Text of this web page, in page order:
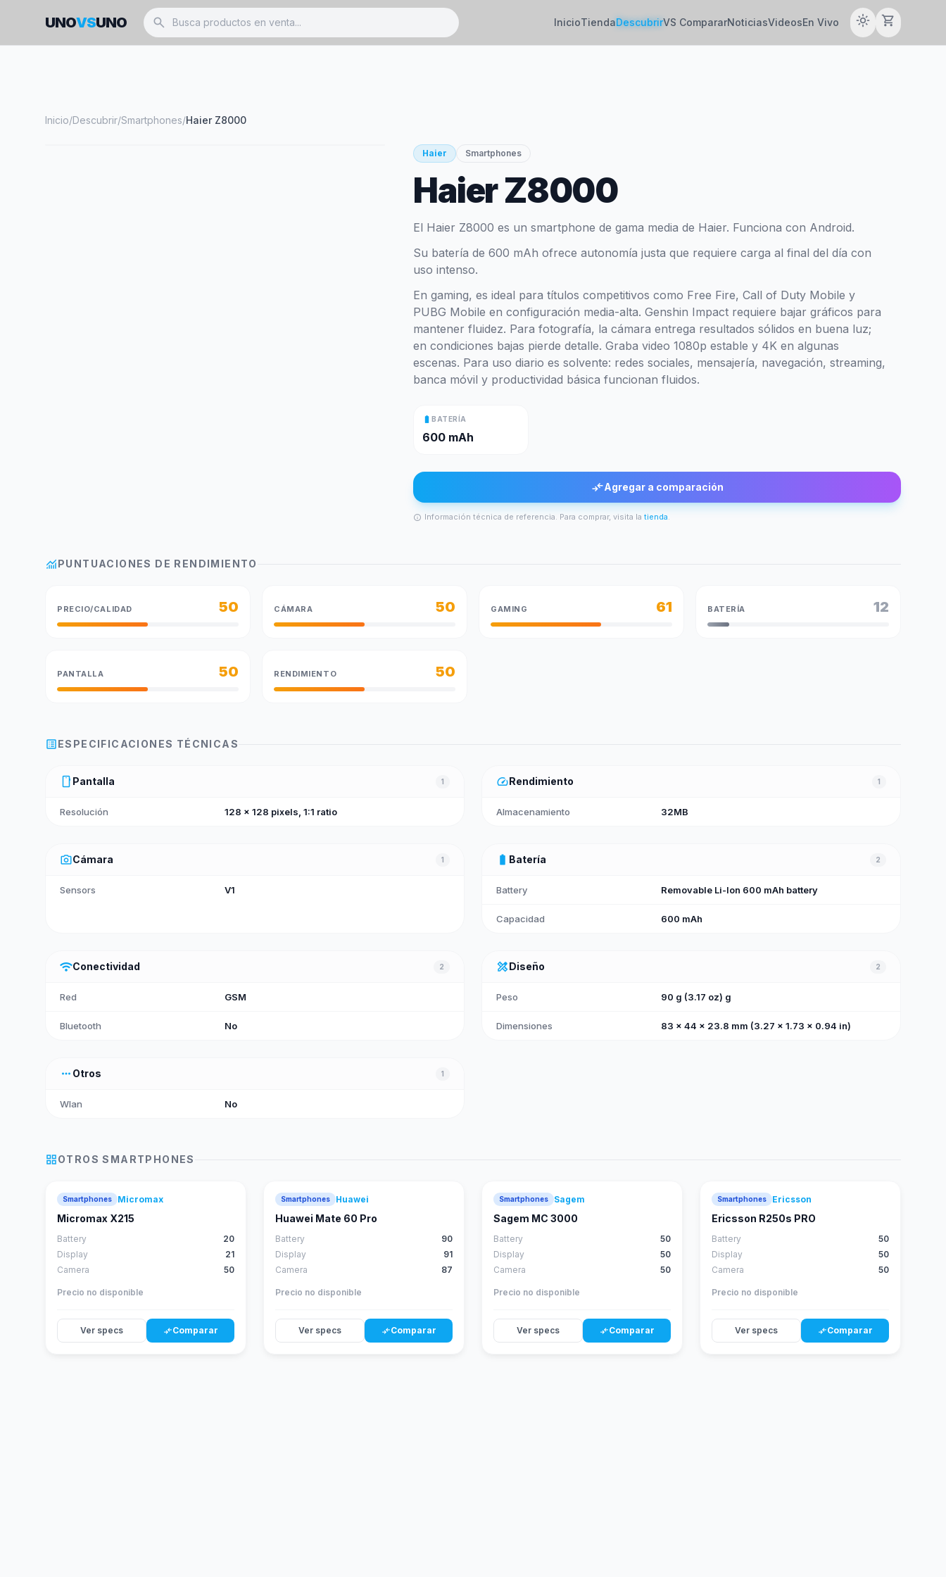
UNOVSUNO search InicioTiendaDescubrirVS CompararNoticiasVideosEn Vivo light_mode shopping_cart
Inicio/Descubrir/Smartphones/Haier Z8000
Haier Smartphones
Haier Z8000
El Haier Z8000 es un smartphone de gama media de Haier. Funciona con Android.
Su batería de 600 mAh ofrece autonomía justa que requiere carga al final del día con
uso intenso.
En gaming, es ideal para títulos competitivos como Free Fire, Call of Duty Mobile y
PUBG Mobile en configuración media-alta. Genshin Impact requiere bajar gráficos para
mantener fluidez. Para fotografía, la cámara entrega resultados sólidos en buena luz;
en condiciones bajas pierde detalle. Graba video 1080p estable y 4K en algunas
escenas. Para uso diario es solvente: redes sociales, mensajería, navegación, streaming,
banca móvil y productividad básica funcionan fluidos.
battery_fullBATERÍA
600 mAh
compare_arrowsAgregar a comparación
info Información técnica de referencia. Para comprar, visita la tienda.
monitoringPUNTUACIONES DE RENDIMIENTO
PRECIO/CALIDAD 50 CÁMARA 50 GAMING 61 BATERÍA 12
PANTALLA 50 RENDIMIENTO 50
list_altESPECIFICACIONES TÉCNICAS
smartphone Pantalla 1
Resolución 128 x 128 pixels, 1:1 ratio
speedRendimiento 1
Almacenamiento 32MB
photo_cameraCámara 1
Sensors V1
battery_full Batería 2
Battery Removable Li-Ion 600 mAh battery
Capacidad 600 mAh
wifiConectividad 2
Red GSM
Bluetooth No
design_servicesDiseño 2
Peso 90 g (3.17 oz) g
Dimensiones 83 x 44 x 23.8 mm (3.27 x 1.73 x 0.94 in)
more_horiz Otros 1
Wlan No
grid_viewOTROSSMARTPHONES
Smartphones Micromax
Micromax X215
Battery
20
Display
21
Camera
50
Precio no disponible
Ver specs compare_arrowsComparar
Smartphones Huawei
Huawei Mate 60 Pro
Battery
90
Display
91
Camera
87
Precio no disponible
Ver specs compare_arrowsComparar
Smartphones Sagem
Sagem MC 3000
Battery
50
Display
50
Camera
50
Precio no disponible
Ver specs compare_arrowsComparar
Smartphones Ericsson
Ericsson R250s PRO
Battery
50
Display
50
Camera
50
Precio no disponible
Ver specs compare_arrowsComparar